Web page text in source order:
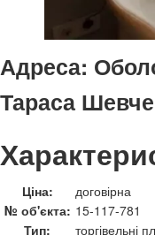
Адреса:
Тараса
Ціна:
договірна
№ об'єкта: 15-117-781
Тип:
торгівельні